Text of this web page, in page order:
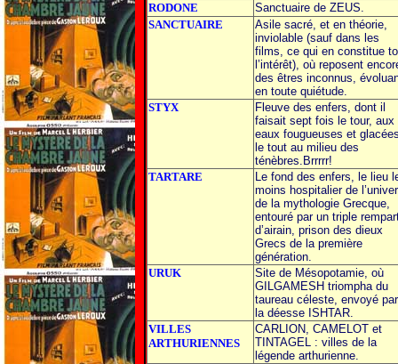
RODONE
Sanctuaire de ZEUS.
SANCTUAIRE
Asile sacré, et en théorie,
inviolable (sauf dans les
films, ce qui en constitue
l’intérêt), où reposent
des êtres inconnus,
en toute quiétude.
STYX
Fleuve des enfers, dont il
faisait sept fois le tour, aux
eaux fougueuses et
le tout au milieu des
ténèbres.Brrrrr!
TARTARE
Le fond des enfers, le lieu
moins hospitalier de
de la mythologie Grecque,
entouré par un triple
d’airain, prison des dieux
Grecs de la première
génération.
URUK
Site de Mésopotamie, où
GILGAMESH triompha du
taureau céleste, envoyé par
la déesse ISHTAR.
VILLES
ARTHURIENNES
CARLION, CAMELOT et
TINTAGEL : villes de la
légende arthurienne.